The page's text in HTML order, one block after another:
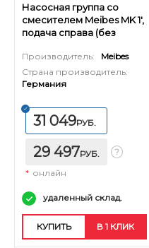
Насосная группа со
смесителем Meibes MK 1',
подача справа (без
Производитель:
Meibes
Страна производитель:
Германия
31 049РУБ.
29 497РУБ.
* онлайн
удаленный склад.
КУПИТЬ В 1 КЛИК